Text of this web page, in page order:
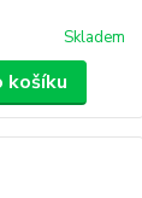
Skladem
košíku